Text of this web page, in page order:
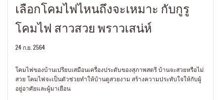
เลือกโคมไฟไหนถึงจะเหมาะ กับกูรู
โคมไฟ สาวสวย พราวเสน่ห์
24 ก.ย. 2564
โคมไฟของบ้านเปรียบเสมือนเครื่องประดับของสุภาพสตรี บ้านจะสวยหรือไม่
สวย โคมไฟจะเป็นตัวช่วยทำให้บ้านดูสวยงาม สร้างความประทับใจให้กับผู้
อยู่อาศัยและผู้มาเยือน